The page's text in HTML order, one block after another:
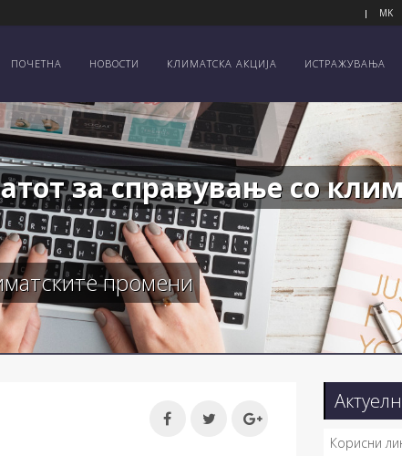
MK
ПОЧЕТНА НОВОСТИ КЛИМАТСКА АКЦИЈА ИСТРАЖУВАЊА
за справување со
промени
Корисни